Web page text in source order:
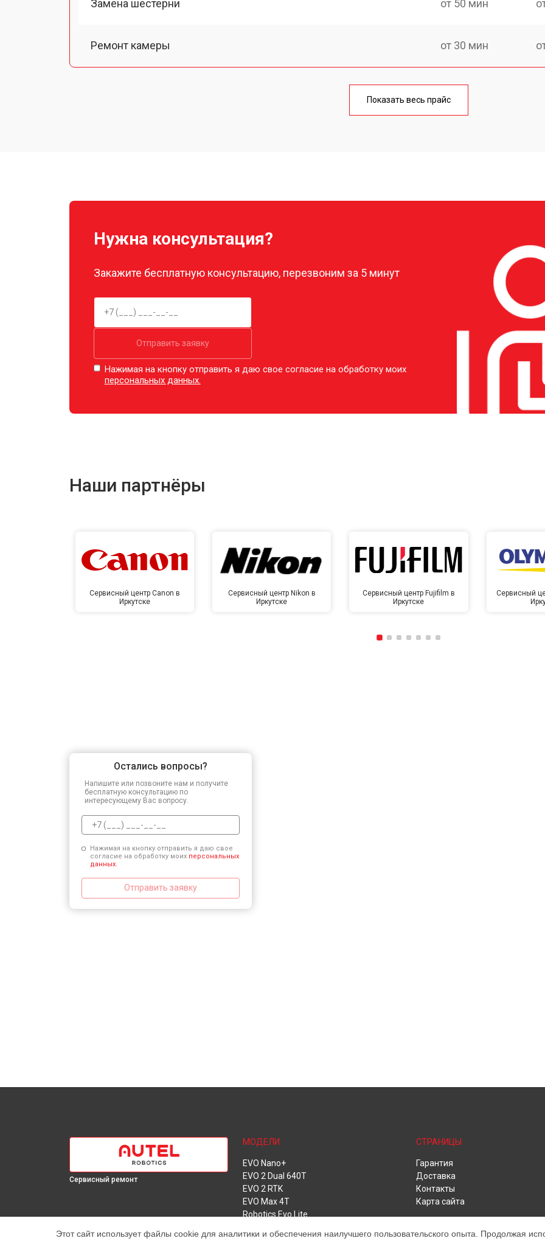
Замена шестерни от 50 мин
Ремонт камеры от 30 мин
от 50 мин
Замена аккумулятора
Настройка шифрования Wi-Fi
Прошивка
Показать весь прайс
Нужна консультация?
Закажите бесплатную консультацию, перезвоним за 5 минут
Отправить заявку
Нажимая на кнопку отправить я даю свое согласие на обработку моих
персональных данных.
Наши партнёры
Сервисный центр Canon в
Иркутске
Сервисный центр Nikon в
Иркутске
Сервисный центр Fujifilm в
Иркутске
Сервисный
Остались вопросы?
Напишите или позвоните нам и получите
бесплатную консультацию по
интересующему Вас вопросу.
Нажимая на кнопку отправить я даю свое
согласие на обработку моих персональных
данных.
Отправить заявку
Сервисный ремонт
МОДЕЛИ
EVO Nano+
EVO 2 Dual 640T
EVO 2 RTK
EVO Max 4T
Robotics Evo Lite
СТРАНИЦЫ
Гарантия
Доставка
Контакты
Карта сайта
Этот сайт использует файлы cookie для аналитики и обеспечения наилучшего пользовательского опыта. Продолжая